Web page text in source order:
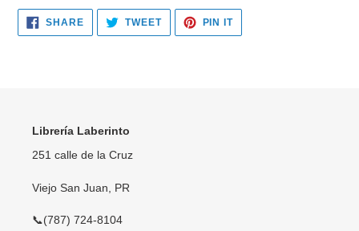
SHARESHARE
ON
FACEBOOK
TWEETTWEET
TWITTER
PIN ITPIN
PINTEREST
Librería Laberinto
251 calle de la Cruz
Viejo San Juan, PR
📞(787) 724-8104